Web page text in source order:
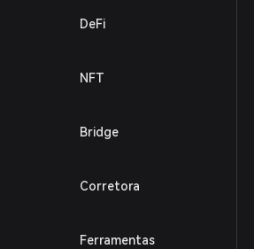
DeFi
NFT
Bridge
Corretora
Ferramentas